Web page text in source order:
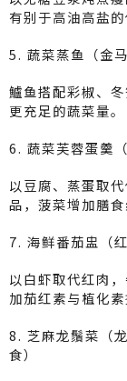
有别于高油高盐的
5. 蔬菜蒸鱼（金
鱸鱼搭配彩椒、
更充足的蔬菜量。
6. 蔬菜芙蓉蛋羹
以豆腐、蒸蛋取
品，菠菜增加膳食
7. 海鲜番茄盅（
以白虾取代红肉
加茄红素与植化素
8. 芝麻龙鬚菜（
食）